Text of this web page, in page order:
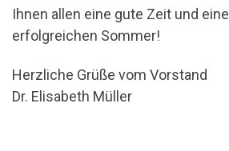
Ihnen allen eine gute Zeit und
erfolgreichen Sommer!
Herzliche Grüße vom Vorstand
Dr. Elisabeth Müller